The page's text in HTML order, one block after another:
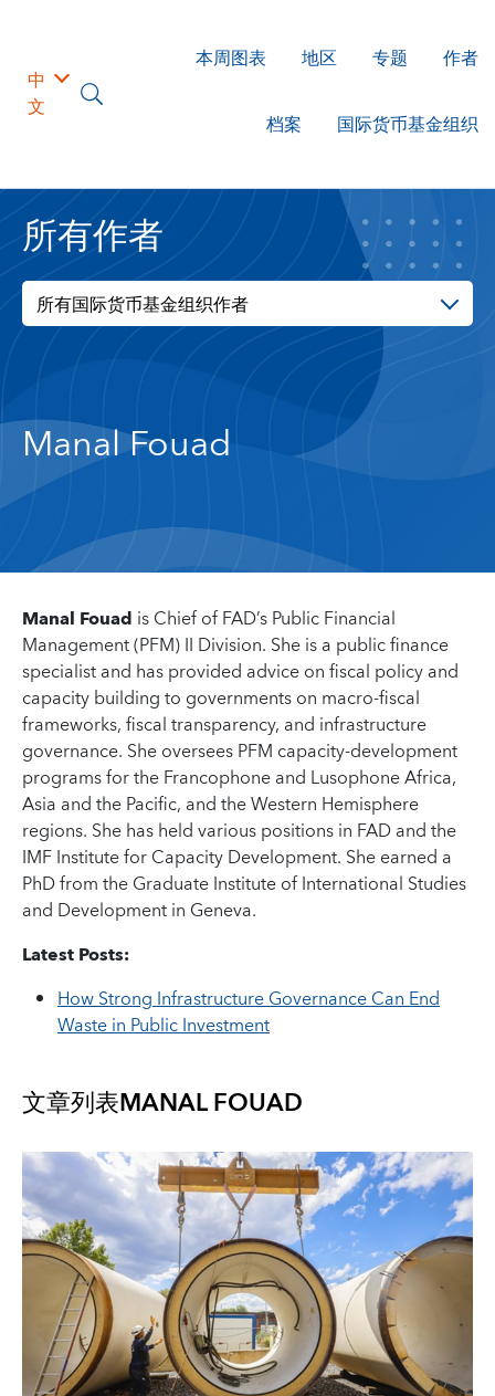
中
文
本周图表 地区 专题 作者
档案 国际货币基金组织
所有作者
所有国际货币基金组织作者
Manal Fouad
Manal Fouad is Chief of FAD’s Public Financial
Management (PFM) II Division. She is a public finance
specialist and has provided advice on fiscal policy and
capacity building to governments on macro-fiscal
frameworks, fiscal transparency, and infrastructure
governance. She oversees PFM capacity-development
programs for the Francophone and Lusophone Africa,
Asia and the Pacific, and the Western Hemisphere
regions. She has held various positions in FAD and the
IMF Institute for Capacity Development. She earned a
PhD from the Graduate Institute of International Studies
and Development in Geneva.
Latest Posts:
How Strong Infrastructure Governance Can End
Waste in Public Investment
文章列表MANAL FOUAD